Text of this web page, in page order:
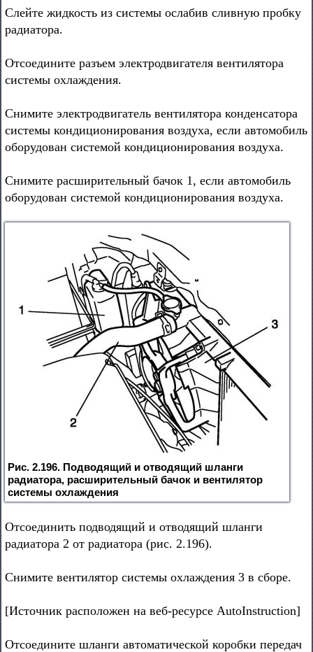
Слейте жидкость из системы ослабив сливную пробку
радиатора.
Отсоедините разъем электродвигателя вентилятора
системы охлаждения.
Снимите электродвигатель вентилятора конденсатора
системы кондиционирования воздуха, если автомобиль
оборудован системой кондиционирования воздуха.
Снимите расширительный бачок 1, если автомобиль
оборудован системой кондиционирования воздуха.
Рис. 2.196. Подводящий и отводящий шланги
радиатора, расширительный бачок и вентилятор
системы охлаждения
Отсоединить подводящий и отводящий шланги
радиатора 2 от радиатора (рис. 2.196).
Снимите вентилятор системы охлаждения 3 в сборе.
[Источник расположен на веб-ресурсе AutoInstruction]
Отсоедините шланги автоматической коробки передач